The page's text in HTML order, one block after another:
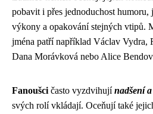
pobavit i přes jednoduchost
výkony a opakování stejných vtipů.
jména patří například Václav Vydra,
Dana Morávková nebo Alice
Fanoušci často vyzdvihujínadšení
svých rolí vkládají. Oceňují také